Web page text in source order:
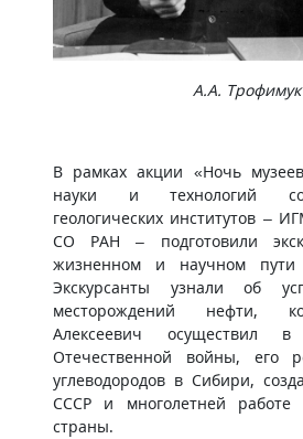
А.А. Трофимук
В рамках акции «Ночь
науки и технологий
геологических институтов –
СО РАН – подготовили
жизненном и научном пути
Экскурсанты узнали об
месторождений нефти,
Алексеевич осуществил
Отечественной войны, его
углеводородов в Сибири,
СССР и многолетней
страны.